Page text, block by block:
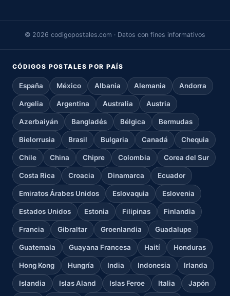
© 2026 codigopostales.com · Datos con fines informativos
CÓDIGOS POSTALES POR PAÍS
España México Albania Alemania Andorra
Argelia Argentina Australia Austria
Azerbaiyán Bangladés Bélgica Bermudas
Bielorrusia Brasil Bulgaria Canadá Chequia
Chile China Chipre Colombia Corea del Sur
Costa Rica Croacia Dinamarca Ecuador
Emiratos Árabes Unidos Eslovaquia Eslovenia
Estados Unidos Estonia Filipinas Finlandia
Francia Gibraltar Groenlandia Guadalupe
Guatemala Guayana Francesa Haití Honduras
Hong Kong Hungría India Indonesia Irlanda
Islandia Islas Aland Islas Feroe Italia Japón